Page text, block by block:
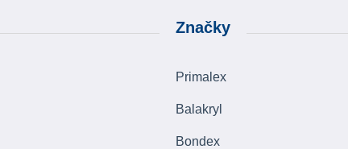
Značky
Primalex
Balakryl
Bondex